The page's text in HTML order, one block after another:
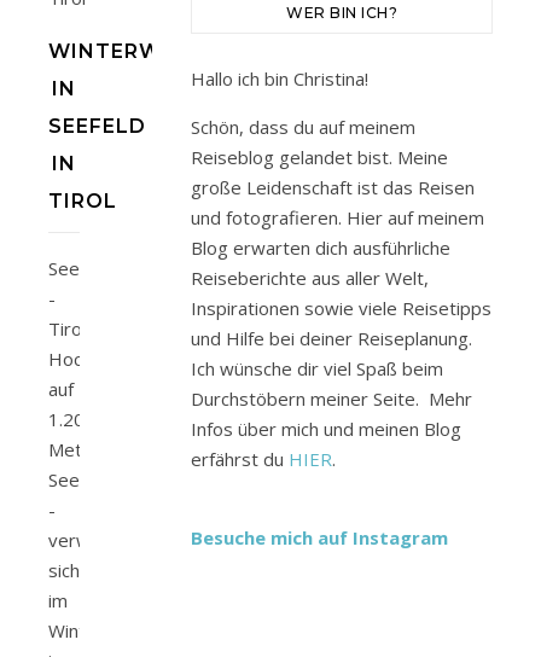
WINTERWANDERUNGEN
IN
SEEFELD
IN
TIROL
Seefeld
-
Tirols
Hochplateau
auf
1.200
Metern
Seehöhe
-
verwandelt
sich
im
Winter
WER BIN ICH?
Hallo ich bin Christina!
Schön, dass du auf meinem
Reiseblog gelandet bist. Meine
große Leidenschaft ist das Reisen
und fotografieren. Hier auf meinem
Blog erwarten dich ausführliche
Reiseberichte aus aller Welt,
Inspirationen sowie viele Reisetipps
und Hilfe bei deiner Reiseplanung.
Ich wünsche dir viel Spaß beim
Durchstöbern meiner Seite. Mehr
Infos über mich und meinen Blog
erfährst du HIER.
Besuche mich auf Instagram